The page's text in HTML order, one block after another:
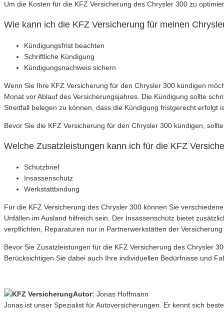
Um die Kosten für die KFZ Versicherung des Chrysler 300 zu
Wie kann ich die KFZ Versicherung für meinen
Kündigungsfrist beachten
Schriftliche Kündigung
Kündigungsnachweis sichern
Wenn Sie Ihre KFZ Versicherung für den Chrysler 300 kündigen
Monat vor Ablauf des Versicherungsjahres. Die Kündigung sollte
Streitfall belegen zu können, dass die Kündigung fristgerecht erfolgt
Bevor Sie die KFZ Versicherung für den Chrysler 300 kündigen,
Welche Zusatzleistungen kann ich für die KFZ
Schutzbrief
Insassenschutz
Werkstattbindung
Für die KFZ Versicherung des Chrysler 300 können Sie
Unfällen im Ausland hilfreich sein. Der Insassenschutz bietet
verpflichten, Reparaturen nur in Partnerwerkstätten der
Bevor Sie Zusatzleistungen für die KFZ Versicherung des Chrysler
Berücksichtigen Sie dabei auch Ihre individuellen Bedürfnisse und
Autor: Jonas Hoffmann
Jonas ist unser Spezialist für Autoversicherungen. Er kennt sich